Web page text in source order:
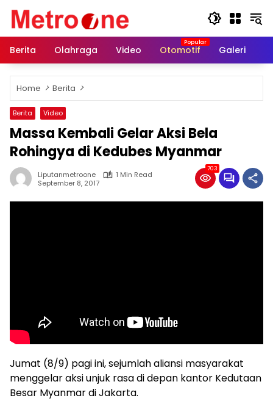
content
Berita
Olahraga Video Otomotif Galeri
Home Berita
Berita Video
Massa Kembali Gelar Aksi Bela
Rohingya di Kedubes Myanmar
Liputanmetroone
1 Min Read
September 8, 2017
703
Jumat (8/9) pagi ini, sejumlah aliansi masyarakat
menggelar aksi unjuk rasa di depan kantor Kedutaan
Besar Myanmar di Jakarta.